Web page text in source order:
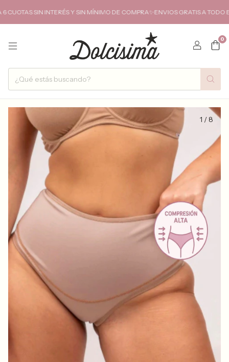
SIN INTERÉS Y SIN MÍNIMO DE COMPRA✨ENVIOS GRATIS A TODO EL
0
1 /8